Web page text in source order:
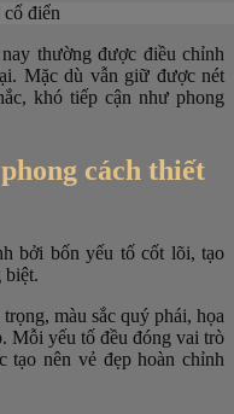
điển
thường được điều chỉnh
Mặc dù vẫn giữ được nét
khó tiếp cận như phong
cách thiết
bởi bốn yếu tố cốt lõi, tạo
biệt.
màu sắc quý phái, họa
Mỗi yếu tố đều đóng vai trò
tạo nên vẻ đẹp hoàn chỉnh